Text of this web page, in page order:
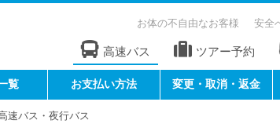
お体の不自由なお客様 安全
高速バス ツアー予約
覧 お支払い方法 変更・取消・返金
速バス・夜行バス